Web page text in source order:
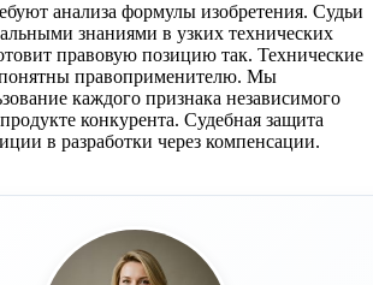
анализа формулы изобретения. Судьи
знаниями в узких технических
правовую позицию так. Технические
понятны правоприменителю. Мы
каждого признака независимого
конкурента. Судебная защита
в разработки через компенсации.